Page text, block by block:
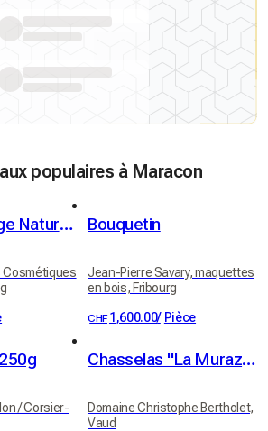
populaires à Maracon
Crème Visage Naturelle Fleur d'Immortelle
Cosmétiques
Bouquetin
Jean-Pierre Savary, maquettes
en bois, Fribourg
CHF 1,600.00/ Pièce
/ Corsier-
Chasselas "La Muraz" Grand Cru, Villeneuve, AOC Chablais, Christophe Bertholet 70cl
Domaine Christophe Bertholet,
Vaud